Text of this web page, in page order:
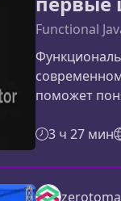
Functional
поможет
стиль,
вашего кода
подходит
3 ч 27 мин